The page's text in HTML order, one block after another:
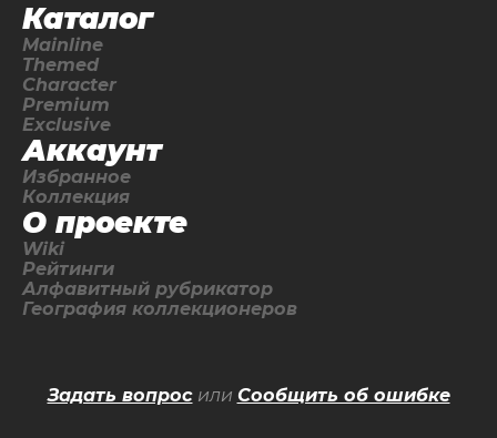
Каталог
Mainline
Themed
Character
Premium
Exclusive
Аккаунт
Избранное
Коллекция
О проекте
Wiki
Рейтинги
Алфавитный рубрикатор
География коллекционеров
Задать вопросили Сообщить об ошибке